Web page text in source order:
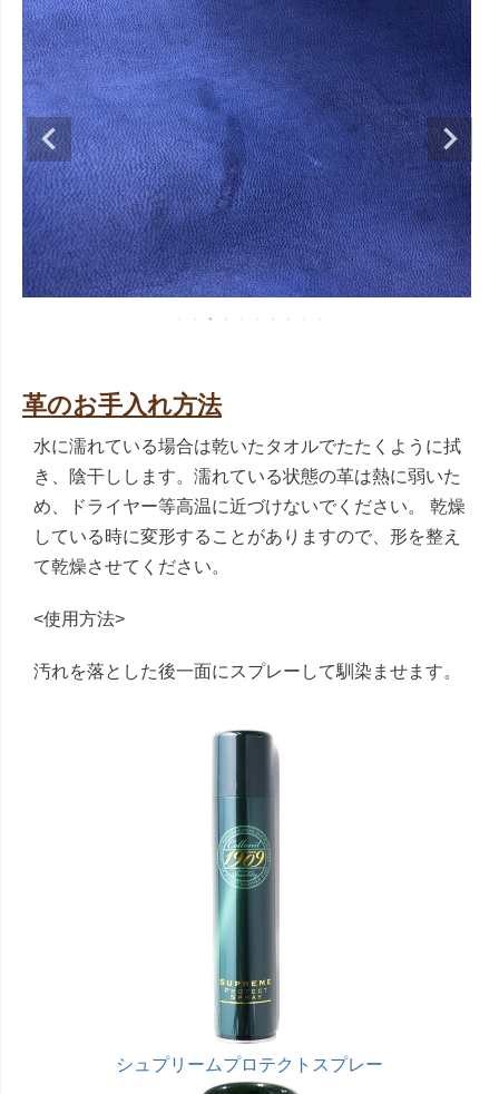
革のお手入れ方法
水に濡れている場合は乾いたタオルでたたくように拭
き、陰干しします。濡れている状態の革は熱に弱いた
め、ドライヤー等高温に近づけないでください。 乾燥
している時に変形することがありますので、形を整え
て乾燥させてください。
<使用方法>
汚れを落とした後一面にスプレーして馴染ませます。
シュプリームプロテクトスプレー